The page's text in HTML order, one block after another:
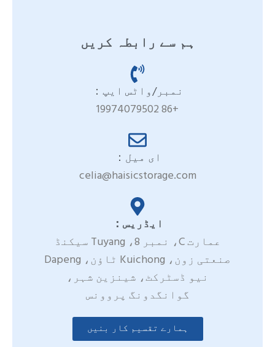
ہم سے رابطہ کریں
نمبر/واٹس ایپ：
+86 19974079502
ای میل：
celia@haisicstorage.com
ایڈریس：
عمارت C، نمبر 8، Tuyang سیکنڈ
صنعتی زون، Kuichong ٹاؤن، Dapeng
نیو ڈسٹرکٹ، شینزین شہر،
گوانگدونگ پروونس
ہمارے تقسیم کار بنیں